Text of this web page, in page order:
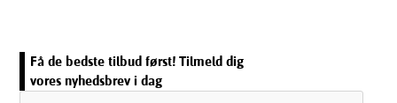
Få de bedste tilbud først! Tilmeld dig
vores nyhedsbrev i dag